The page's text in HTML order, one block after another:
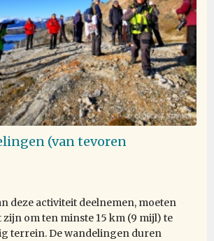
(van tevoren
deze activiteit deelnemen, moeten
zijn om ten minste 15 km (9 mijl) te
terrein. De wandelingen duren